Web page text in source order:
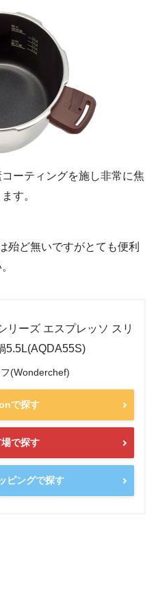
ーティングを施し非常に焦
す。
殆ど無いですがとても便利
リーズ エスプレッソ スリ
5.5L(AQDA55S)
(Wonderchef)
で探す
で探す
ピングで探す